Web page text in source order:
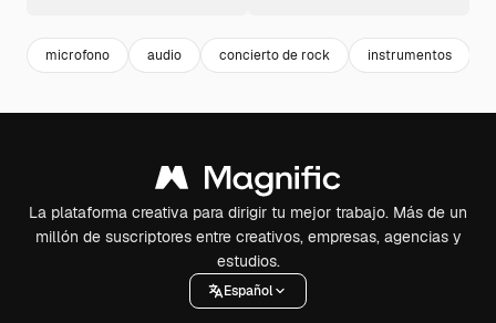
microfono audio concierto de rock instrumentos
La plataforma creativa para dirigir tu mejor trabajo. Más de un
millón de suscriptores entre creativos, empresas, agencias y
estudios.
Español